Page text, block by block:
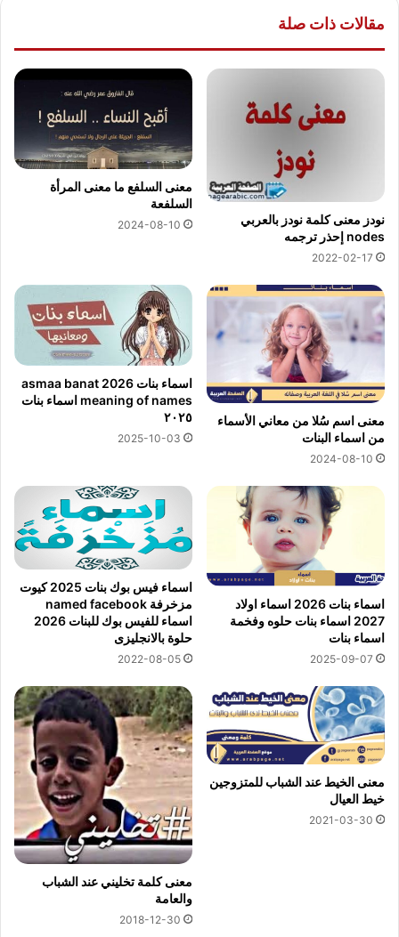
مقالات ذات صلة
نودز معنى كلمة نودز بالعربي
nodes إحذر ترجمه
2022-02-17
معنى السلفع ما معنى المرأة
السلفعة
2024-08-10
معنى اسم سُلا من معاني الأسماء
من اسماء البنات
2024-08-10
اسماء بنات 2026 asmaa banat
meaning of names اسماء بنات
٢٠٢٥
2025-10-03
اسماء بنات 2026 اسماء اولاد
2027 اسماء بنات حلوه وفخمة
اسماء بنات
2025-09-07
اسماء فيس بوك بنات 2025 كيوت
مزخرفة named facebook
اسماء للفيس بوك للبنات 2026
حلوة بالانجليزى
2022-08-05
معنى الخيط عند الشباب للمتزوجين
خيط العيال
2021-03-30
معنى كلمة تخليني عند الشباب
والعامة
2018-12-30